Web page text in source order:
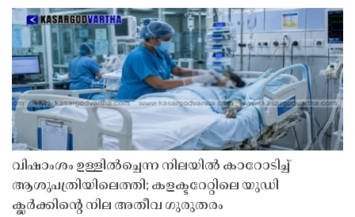
വിഷാംശം ഉള്ളിൽച്ചെന്ന നിലയിൽ കാറോടിച്ച്
ആശുപത്രിയിലെത്തി; കളക്ടറേറ്റിലെ യുഡി
ക്ലർക്കിൻ്റെ നില അതീവ ഗുരുതരം